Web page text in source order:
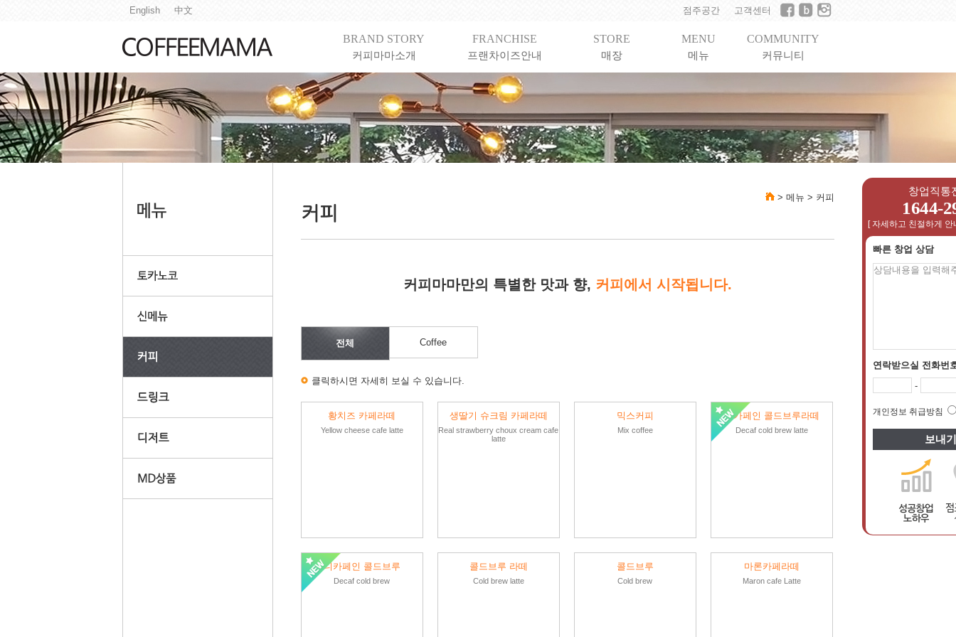
English 中文 점주공간 고객센터
BRAND STORY
커피마마소개
FRANCHISE
프랜차이즈안내
STORE
매장
MENU
메뉴
COMMUNITY
커뮤니티
창업직통
1644-
[ 자세하고 친절하게
빠른 창업 상담
연락받으실 전화번
-
개인정보 취급방침
> 메뉴 > 커피
커피마마만의 특별한 맛과 향, 커피에서 시작됩니다.
전체 Coffee
클릭하시면 자세히 보실 수 있습니다.
황치즈 카페라떼
Yellow cheese cafe latte
생딸기 슈크림 카페라떼
Real strawberry choux cream cafe
latte
믹스커피
Mix coffee
디카페인 콜드브루라떼
Decaf cold brew latte
디카페인 콜드브루
Decaf cold brew
콜드브루 라떼
Cold brew latte
콜드브루
Cold brew
마론카페라떼
Maron cafe Latte